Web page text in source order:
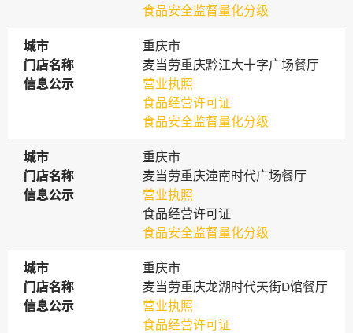
食品安全监督量化分级
城市
城市
重庆市
门店名称
门店名称
麦当劳重庆黔江大十字广场餐厅
信息公示
信息公示
营业执照
食品经营许可证
食品安全监督量化分级
城市
城市
重庆市
门店名称
门店名称
麦当劳重庆潼南时代广场餐厅
信息公示
信息公示
营业执照
食品经营许可证
食品安全监督量化分级
城市
城市
重庆市
门店名称
门店名称
麦当劳重庆龙湖时代天街D馆餐厅
信息公示
信息公示
营业执照
食品经营许可证